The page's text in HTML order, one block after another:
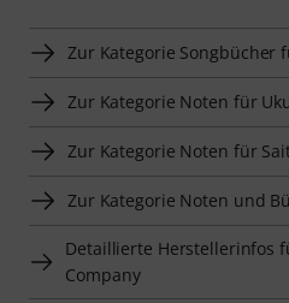
Zur Kategorie Songbücher
Zur Kategorie Noten für
Zur Kategorie Noten für
Zur Kategorie Noten und
Detaillierte Herstellerinfos
Company